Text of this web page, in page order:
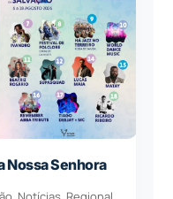
Nossa Senhora